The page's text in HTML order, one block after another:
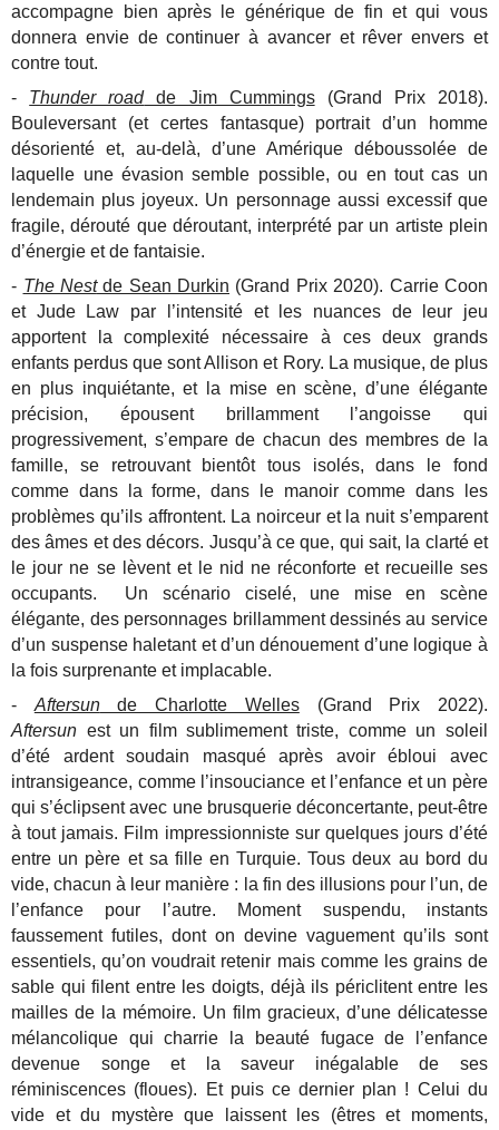
accompagne bien après le générique de fin et qui vous
donnera envie de continuer à avancer et rêver envers et
contre tout.
- Thunder roadde Jim Cummings(Grand Prix 2018).
Bouleversant (et certes fantasque) portrait d’un homme
désorienté et, au-delà, d’une Amérique déboussolée de
laquelle une évasion semble possible, ou en tout cas un
lendemain plus joyeux. Un personnage aussi excessif que
fragile, dérouté que déroutant, interprété par un artiste plein
d’énergie et de fantaisie.
- The Nestde Sean Durkin (Grand Prix 2020). Carrie Coon
et Jude Law par l’intensité et les nuances de leur jeu
apportent la complexité nécessaire à ces deux grands
enfants perdus que sont Allison et Rory. La musique, de plus
en plus inquiétante, et la mise en scène, d’une élégante
précision, épousent brillamment l’angoisse qui
progressivement, s’empare de chacun des membres de la
famille, se retrouvant bientôt tous isolés, dans le fond
comme dans la forme, dans le manoir comme dans les
problèmes qu’ils affrontent. La noirceur et la nuit s’emparent
des âmes et des décors. Jusqu’à ce que, qui sait, la clarté et
le jour ne se lèvent et le nid ne réconforte et recueille ses
occupants. Un scénario ciselé, une mise en scène
élégante, des personnages brillamment dessinés au service
d’un suspense haletant et d’un dénouement d’une logique à
la fois surprenante et implacable.
- Aftersunde Charlotte Welles(Grand Prix 2022).
Aftersun est un film sublimement triste, comme un soleil
d’été ardent soudain masqué après avoir ébloui avec
intransigeance, comme l’insouciance et l’enfance et un père
qui s’éclipsent avec une brusquerie déconcertante, peut-être
à tout jamais. Film impressionniste sur quelques jours d’été
entre un père et sa fille en Turquie. Tous deux au bord du
vide, chacun à leur manière : la fin des illusions pour l’un, de
l’enfance pour l’autre. Moment suspendu, instants
faussement futiles, dont on devine vaguement qu’ils sont
essentiels, qu’on voudrait retenir mais comme les grains de
sable qui filent entre les doigts, déjà ils périclitent entre les
mailles de la mémoire. Un film gracieux, d’une délicatesse
mélancolique qui charrie la beauté fugace de l’enfance
devenue songe et la saveur inégalable de ses
réminiscences (floues). Et puis ce dernier plan ! Celui du
vide et du mystère que laissent les (êtres et moments,